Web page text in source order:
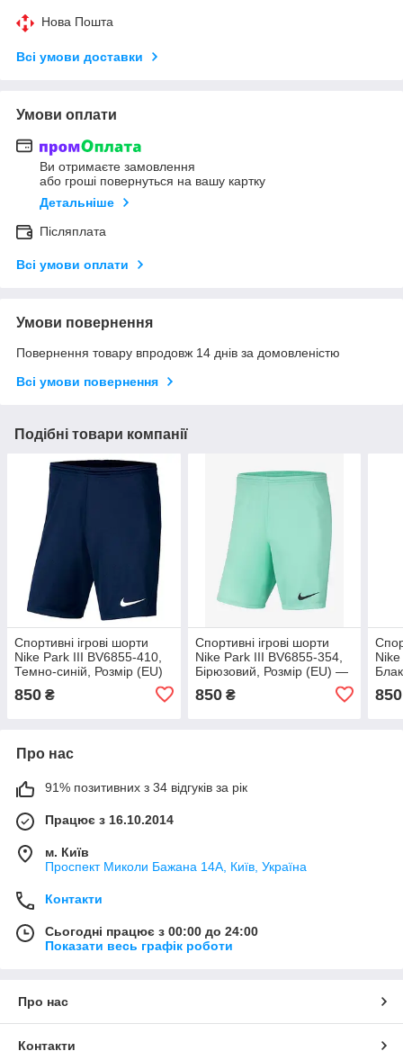
Нова Пошта
Всі умови доставки
Умови оплати
Ви отримаєте замовлення
або гроші повернуться на вашу картку
Детальніше
Післяплата
Всі умови оплати
Умови повернення
Повернення товару впродовж 14 днів за домовленістю
Всі умови повернення
Подібні товари компанії
Спортивні ігрові шорти
Nike Park III BV6855-410,
Темно-синій, Розмір (EU)
850 ₴
Спортивні ігрові шорти
Nike Park III BV6855-354,
Бірюзовий, Розмір (EU) —
850₴ 850
Про нас
91% позитивних з 34 відгуків за рік
Працює з 16.10.2014
м. Київ
Проспект Миколи Бажана 14А, Київ, Україна
Контакти
Сьогодні працює з 00:00 до 24:00
Показати весь графік роботи
Про нас
Контакти